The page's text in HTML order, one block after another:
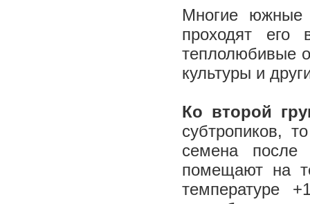
Многие южные
проходят его
теплолюбивые
культуры и
Ко второй
субтропиков,
семена после
помещают на
температуре